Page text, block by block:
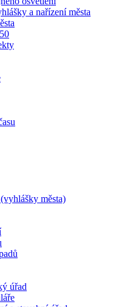
a nařízení města
města)
úřad